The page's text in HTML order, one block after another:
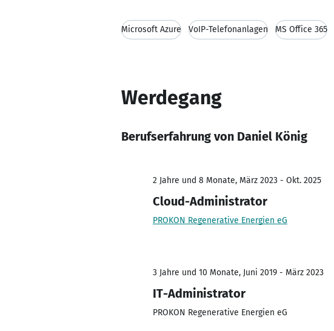
Microsoft Azure VoIP-Telefonanlagen MS Office 365
Werdegang
Berufserfahrung von Daniel König
2 Jahre und 8 Monate, März 2023 - Okt. 2025
Cloud-Administrator
PROKON Regenerative Energien eG
3 Jahre und 10 Monate, Juni 2019 - März 2023
IT-Administrator
PROKON Regenerative Energien eG